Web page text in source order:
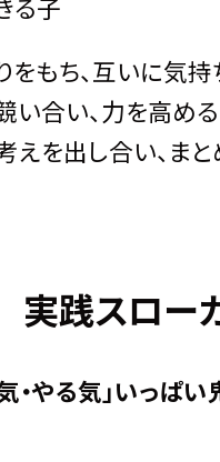
る子
をもち、互いに気
い合い、力を高め
えを出し合い、ま
実践スロー
・やる気」いっぱ